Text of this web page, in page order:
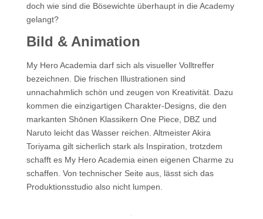
doch wie sind die Bösewichte überhaupt in die Academy
gelangt?
Bild & Animation
My Hero Academia darf sich als visueller Volltreffer
bezeichnen. Die frischen Illustrationen sind
unnachahmlich schön und zeugen von Kreativität. Dazu
kommen die einzigartigen Charakter-Designs, die den
markanten Shōnen Klassikern One Piece, DBZ und
Naruto leicht das Wasser reichen. Altmeister Akira
Toriyama gilt sicherlich stark als Inspiration, trotzdem
schafft es My Hero Academia einen eigenen Charme zu
schaffen. Von technischer Seite aus, lässt sich das
Produktionsstudio also nicht lumpen.